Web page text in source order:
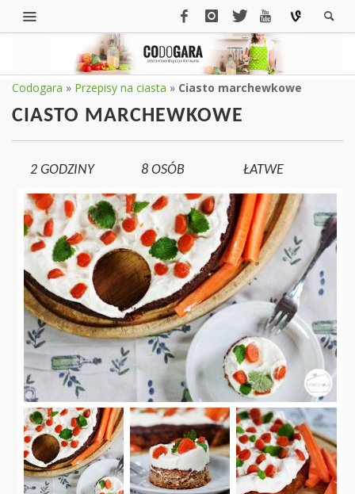
Codogara » Przepisy na ciasta » Ciasto marchewkowe
CIASTO MARCHEWKOWE
2 GODZINY 8 OSÓB ŁATWE